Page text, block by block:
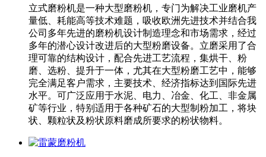
立式磨粉机是一种大型磨粉机，专门为解决工业磨机产
量低、耗能高等技术难题，吸收欧洲先进技术并结合我
公司多年先进的磨粉机设计制造理念和市场需求，经过
多年的潜心设计改进后的大型粉磨设备。立磨采用了合
理可靠的结构设计，配合先进工艺流程，集烘干、粉
磨、选粉、提升于一体，尤其在大型粉磨工艺中，能够
完全满足客户需求，主要技术、经济指标达到国际先进
水平。可广泛应用于水泥、电力、冶金、化工、非金属
矿等行业，特别适用于各种矿石的大型制粉加工，将块
状、颗粒状及粉状原料磨成所要求的粉状物料。